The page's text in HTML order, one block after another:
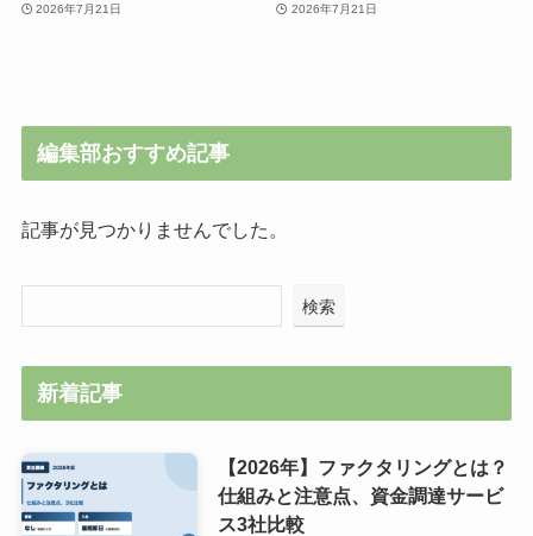
2026年7月21日 2026年7月21日
編集部おすすめ記事
記事が見つかりませんでした。
検索
新着記事
【2026年】ファクタリングとは？
仕組みと注意点、資金調達サービ
ス3社比較